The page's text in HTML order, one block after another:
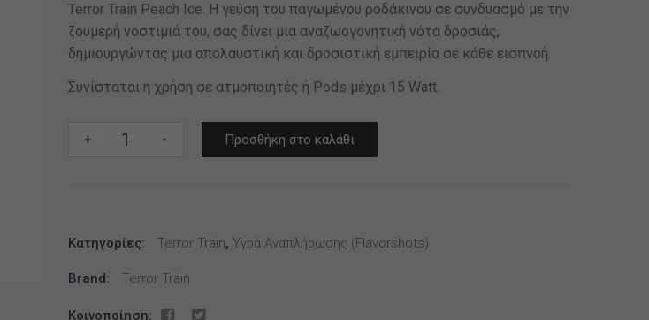
Terror Train Peach Ice. Η γεύση του παγωμένου ροδάκινου σε συνδυασμό με την
ζουμερή νοστιμιά του, σας δίνει μια αναζωογονητική νότα δροσιάς,
δημιουργώντας μια απολαυστική και δροσιστική εμπειρία σε κάθε εισπνοή.
Συνίσταται η χρήση σε ατμοποιητές ή Pods μέχρι 15 Watt.
+
Terror
25ml/75ml
- Προσθήκη στο καλάθι
Κατηγορίες: Terror Train, Υγρά Αναπλήρωσης (flavorshots)
Brand: Terror Train
Κοινοποίηση: